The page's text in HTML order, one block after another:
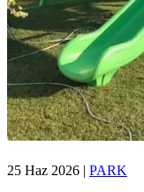
25 Haz 2026 | PARK